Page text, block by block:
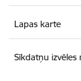
Lapas karte
Sīkdatņu izvēles